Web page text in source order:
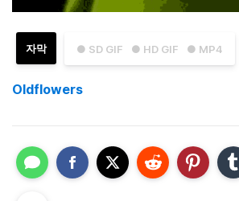
● SD GIF ● HD GIF ● MP4
자막
Oldflowers